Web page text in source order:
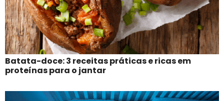
Batata-doce: 3 receitas práticas e ricas em
proteínas para o jantar